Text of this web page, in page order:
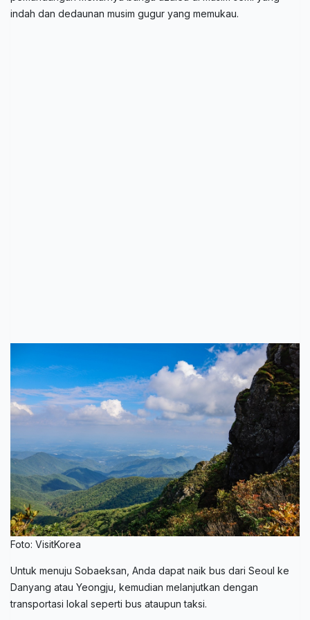
indah dan dedaunan musim gugur yang memukau.
Foto: VisitKorea
Untuk menuju Sobaeksan, Anda dapat naik bus dari Seoul ke
Danyang atau Yeongju, kemudian melanjutkan dengan
transportasi lokal seperti bus ataupun taksi.